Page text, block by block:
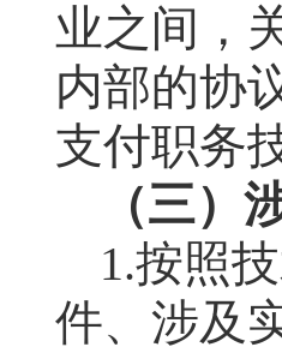
业之间，
内部的协
支付职务
（三）
1.按照
件、涉及